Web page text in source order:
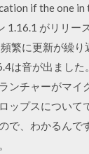
if the one
1.16.1 がリリー
繁に更新が繰
は音が出まし
ンチャーがマイ
ップスについ
で、わかるん